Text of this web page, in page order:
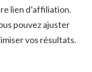
lien d’affiliation.
pouvez ajuster
vos résultats.